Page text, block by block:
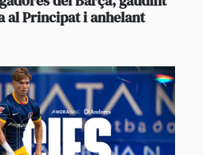
al Principat i anhelant